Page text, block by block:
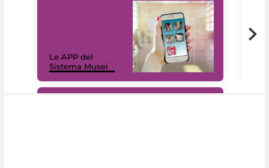
Le APP del
Sistema Musei